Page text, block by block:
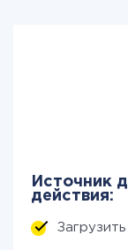
Источник
действия: